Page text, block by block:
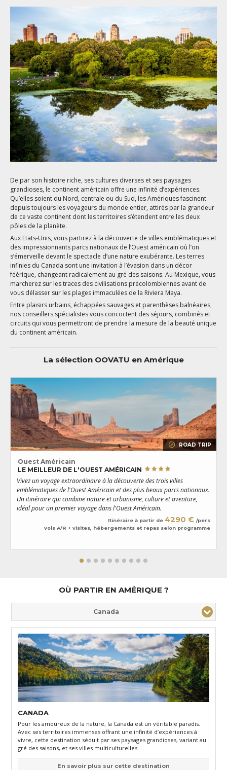
De par son histoire riche, ses cultures diverses et ses paysages
grandioses, le continent américain offre une infinité d’expériences.
Qu’elles soient du Nord, centrale ou du Sud, les Amériques fascinent
depuis toujours les voyageurs du monde entier, attirés par la grandeur
de ce vaste continent dont les territoires s’étendent entre les deux
pôles de la planète.
Aux Etats-Unis, vous partirez à la découverte de villes emblématiques et
des impressionnants parcs nationaux de l’Ouest américain où l’on
s’émerveille devant le spectacle d’une nature exubérante. Les terres
infinies du Canada sont une invitation à l’évasion dans un décor
féérique, changeant radicalement au gré des saisons. Au Mexique, vous
marcherez sur les traces des civilisations précolombiennes avant de
vous délasser sur les plages immaculées de la Riviera Maya.
Entre plaisirs urbains, échappées sauvages et parenthèses balnéaires,
nos conseillers spécialistes vous concoctent des séjours, combinés et
circuits qui vous permettront de prendre la mesure de la beauté unique
du continent américain.
La sélection OOVATU en Amérique
ROAD TRIP
Ouest Américain
LE MEILLEUR DE L'OUEST AMÉRICAIN
Vivez un voyage extraordinaire à la découverte des trois villes
emblématiques de l'Ouest Américain et des plus beaux parcs nationaux.
Un itinéraire qui combine nature et urbanisme, culture et aventure,
idéal pour un premier voyage dans l'Ouest Américain.
Itinéraire à partir de 4290 € /pers
vols A/R + visites, hébergements et repas selon programme
OÙ PARTIR EN AMÉRIQUE ?
Canada
CANADA
Pour les amoureux de la nature, la Canada est un véritable paradis.
Avec ses territoires immenses offrant une infinité d’expériences à
vivre, cette destination séduit par ses paysages grandioses, variant au
gré des saisons, et ses villes multiculturelles.
En savoir plus sur cette destination